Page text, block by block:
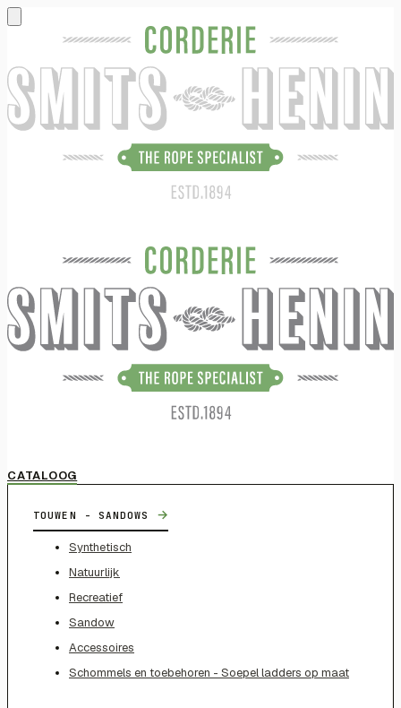
CATALOOG
TOUWEN - SANDOWS →
Synthetisch
Natuurlijk
Recreatief
Sandow
Accessoires
Schommels en toebehoren - Soepel ladders op maat